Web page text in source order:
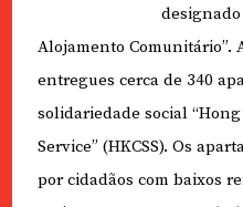
Alojamento Comunitário”.
entregues cerca de 340
solidariedade social
Service” (HKCSS). Os
por cidadãos com baixos